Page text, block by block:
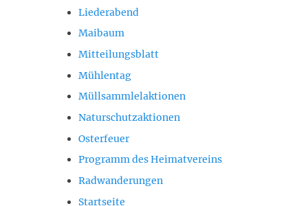
Liederabend
Maibaum
Mitteilungsblatt
Mühlentag
Müllsammlelaktionen
Naturschutzaktionen
Osterfeuer
Programm des Heimatvereins
Radwanderungen
Startseite